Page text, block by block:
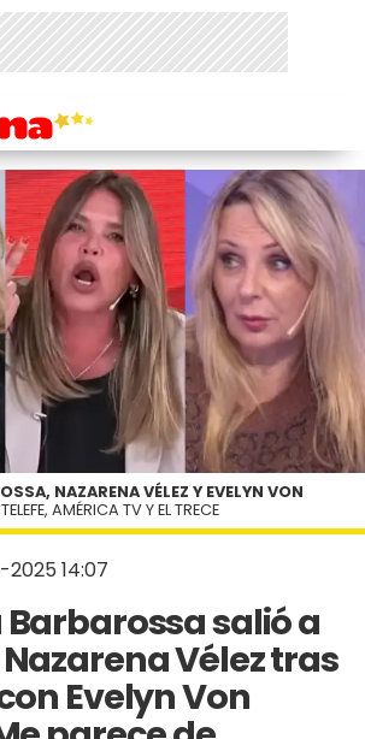
14:07
salió a
Vélez tras
Evelyn Von
NAZARENA VÉLEZ Y EVELYN VON
AMÉRICA TV Y EL TRECE